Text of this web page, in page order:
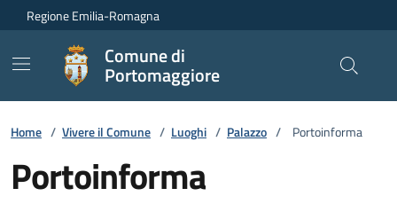
Vai ai contenuti
Vai al footer
Regione Emilia-Romagna
Comune di
Portomaggiore
Home / Vivere il Comune / Luoghi / Palazzo / Portoinforma
Portoinforma